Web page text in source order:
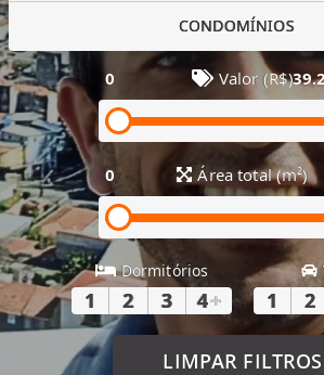
CONDOMÍNIOS
0 Valor (R$)
0 Área total (m²)
Dormitórios
1 2 3 4+ 1 2
LIMPAR FILTROS